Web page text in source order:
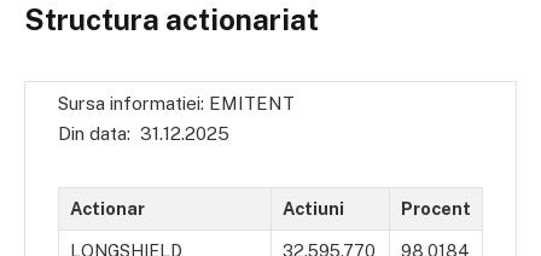
Structura actionariat
Sursa informatiei: EMITENT
Din data: 31.12.2025
Actionar Actiuni Procent
LONGSHIELD
32.595.770
98,0184